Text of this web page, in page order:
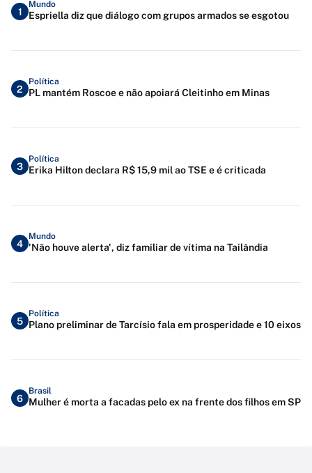
1
Mundo
Espriella diz que diálogo com grupos armados se esgotou
2
Política
PL mantém Roscoe e não apoiará Cleitinho em Minas
3
Política
Erika Hilton declara R$ 15,9 mil ao TSE e é criticada
4
Mundo
'Não houve alerta', diz familiar de vítima na Tailândia
5
Política
Plano preliminar de Tarcísio fala em prosperidade e 10 eixos
6
Brasil
Mulher é morta a facadas pelo ex na frente dos filhos em SP